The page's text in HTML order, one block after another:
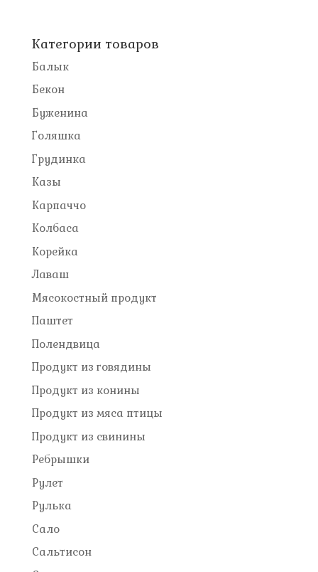
Категории товаров
Балык
Бекон
Буженина
Голяшка
Грудинка
Казы
Карпаччо
Колбаса
Корейка
Лаваш
Мясокостный продукт
Паштет
Полендвица
Продукт из говядины
Продукт из конины
Продукт из мяса птицы
Продукт из свинины
Ребрышки
Рулет
Рулька
Сало
Сальтисон